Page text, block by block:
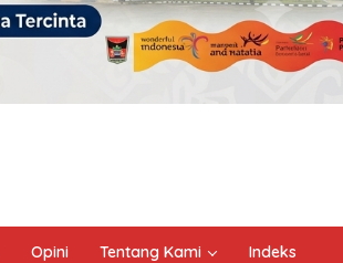
Opini Tentang Kami Indeks